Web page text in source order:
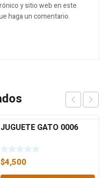
y sitio web en este
haga un comentario.
JUGUETE GATO 0006
$4,500